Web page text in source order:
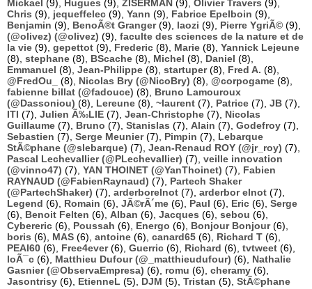
Mickael (9), Hugues (9), ZISERMAN (9), Olivier Travers (9),
Chris (9), jequeffelec (9), Yann (9), Fabrice Epelboin (9),
Benjamin (9), BenoÃ®t Granger(9), laozi (9), Pierre YgriÃ© (9),
(@olivez) (@olivez) (9), faculte des sciences de la nature et de
la vie (9), gepettot (9), Frederic (8), Marie (8), Yannick Lejeune
(8), stephane (8), BScache (8), Michel (8), Daniel (8),
Emmanuel (8), Jean-Philippe (8), startuper(8), Fred A. (8),
@FredOu_
(8), Nicolas Bry (@NicoBry) (8), @corpogame (8),
fabienne billat (@fadouce) (8), Bruno Lamouroux
(@Dassoniou) (8), Lereune (8), ~laurent (7), Patrice (7), JB (7),
ITI (7), Julien Ã‰LIE (7), Jean-Christophe (7), Nicolas
Guillaume (7), Bruno (7), Stanislas (7), Alain (7), Godefroy (7),
Sebastien (7), Serge Meunier(7), Pimpin (7), Lebarque
StÃ©phane (@slebarque) (7), Jean-Renaud ROY (@jr_roy) (7),
Pascal Lechevallier (@PLechevallier) (7), veille innovation
(@vinno47) (7), YAN THOINET (@YanThoinet) (7), Fabien
RAYNAUD (@FabienRaynaud) (7), Partech Shaker
(@PartechShaker) (7), arderborelnot (7), arderbor elnot (7),
Legend (6), Romain (6), JÃ©rÃ´me (6), Paul (6), Eric (6), Serge
(6), Benoit Felten (6), Alban (6), Jacques (6), sebou (6),
Cybereric (6), Poussah (6), Energo (6), Bonjour Bonjour(6),
boris (6), MAS (6), antoine (6), canard65 (6), Richard T (6),
PEAI60 (6), Free4ever(6), Guerric (6), Richard (6), tvtweet (6),
loÃ¯c (6), Matthieu Dufour (@_matthieudufour) (6), Nathalie
Gasnier (@ObservaEmpresa) (6), romu (6), cheramy (6),
Jasontrisy (6), EtienneL (5), DJM (5), Tristan (5), StÃ©phane